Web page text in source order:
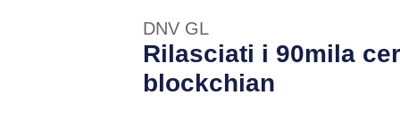
DNV GL
Rilasciati i 90mila
blockchian